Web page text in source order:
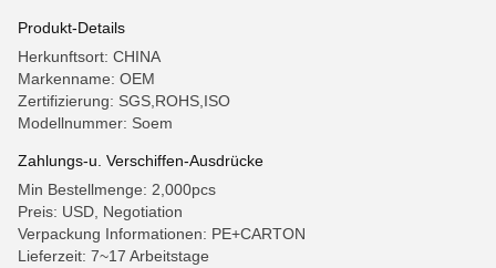
Produkt-Details
Herkunftsort: CHINA
Markenname: OEM
Zertifizierung: SGS,ROHS,ISO
Modellnummer: Soem
Zahlungs-u. Verschiffen-Ausdrücke
Min Bestellmenge: 2,000pcs
Preis: USD, Negotiation
Verpackung Informationen: PE+CARTON
Lieferzeit: 7~17 Arbeitstage